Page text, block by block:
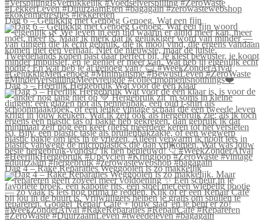
Dag 6 – Gelukkig met Genoeg Genoeg. Wat een fijn
Dag 5 – Heerlijk Hergebruik Wat voor de één klaar
Dag 4 – Rake Reparaties Weggooien is zo makkelijk